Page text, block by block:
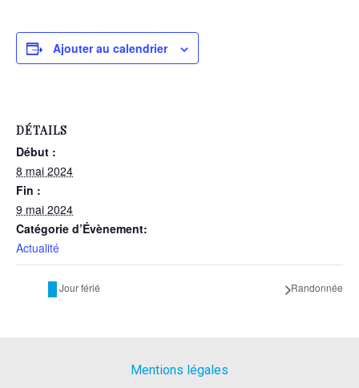
Ajouter au calendrier
DÉTAILS
Début :
8 mai 2024
Fin :
9 mai 2024
Catégorie d’Évènement:
Actualité
Jour férié Randonnée
Mentions légales